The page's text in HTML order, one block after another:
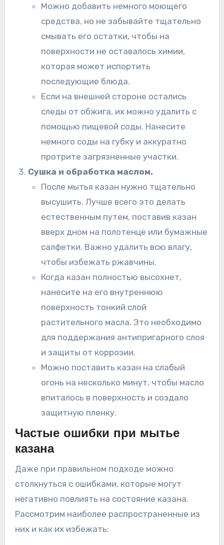
Можно добавить немного моющего
средства, но не забывайте тщательно
смывать его остатки, чтобы на
поверхности не оставалось химии,
которая может испортить
последующие блюда.
Если на внешней стороне остались
следы от обжига, их можно удалить с
помощью пищевой соды. Нанесите
немного соды на губку и аккуратно
протрите загрязненные участки.
Сушка и обработка маслом.
После мытья казан нужно тщательно
высушить. Лучше всего это делать
естественным путем, поставив казан
вверх дном на полотенце или бумажные
салфетки. Важно удалить всю влагу,
чтобы избежать ржавчины.
Когда казан полностью высохнет,
нанесите на его внутреннюю
поверхность тонкий слой
растительного масла. Это необходимо
для поддержания антипригарного слоя
и защиты от коррозии.
Можно поставить казан на слабый
огонь на несколько минут, чтобы масло
впиталось в поверхность и создало
защитную пленку.
Частые ошибки при мытье
казана
Даже при правильном подходе можно
столкнуться с ошибками, которые могут
негативно повлиять на состояние казана.
Рассмотрим наиболее распространенные из
них и как их избежать: